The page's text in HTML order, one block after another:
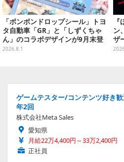
「ボンボンドロップシール」トヨ
タ自動車「GR」と「しずくちゃ
ん」のコラボデザインが9月末登
場！くま吉らも描かれた全4柄
2026.8.1
ン
ザ
の
ゲームテスター/コンテンツ好き
年2回
株式会社Meta Sales
愛知県
月給22万4,400円～33万2,400円
正社員